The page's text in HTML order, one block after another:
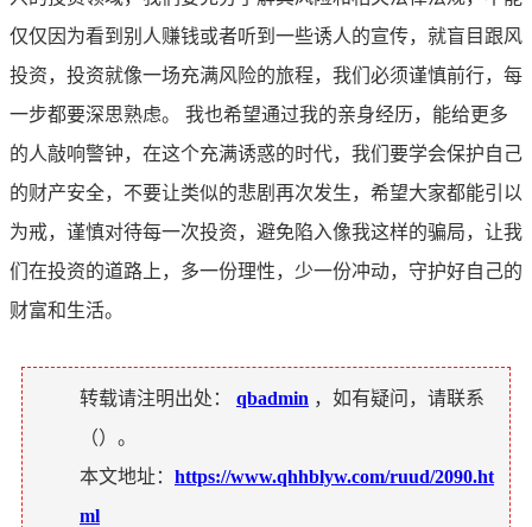
仅仅因为看到别人赚钱或者听到一些诱人的宣传，就盲目跟风
投资，投资就像一场充满风险的旅程，我们必须谨慎前行，每
一步都要深思熟虑。 我也希望通过我的亲身经历，能给更多
的人敲响警钟，在这个充满诱惑的时代，我们要学会保护自己
的财产安全，不要让类似的悲剧再次发生，希望大家都能引以
为戒，谨慎对待每一次投资，避免陷入像我这样的骗局，让我
们在投资的道路上，多一份理性，少一份冲动，守护好自己的
财富和生活。
转载请注明出处： qbadmin ，如有疑问，请联系
（）。
本文地址： https://www.qhhblyw.com/ruud/2090.ht
ml